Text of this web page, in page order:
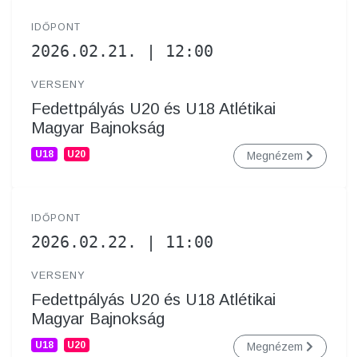
IDŐPONT
2026.02.21. | 12:00
VERSENY
Fedettpályás U20 és U18 Atlétikai
Magyar Bajnokság
U18 U20 Megnézem
IDŐPONT
2026.02.22. | 11:00
VERSENY
Fedettpályás U20 és U18 Atlétikai
Magyar Bajnokság
U18 U20 Megnézem